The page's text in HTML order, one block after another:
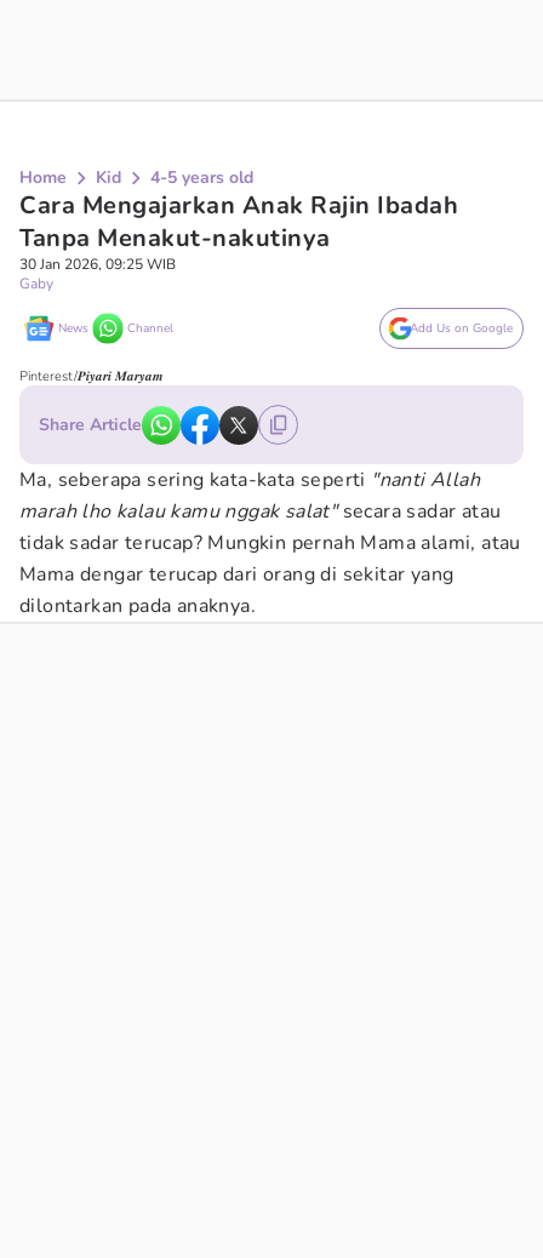
Home Kid 4-5 years old
Cara Mengajarkan Anak Rajin Ibadah
Tanpa Menakut-nakutinya
30 Jan 2026, 09:25 WIB
Gaby
News Channel Add Us on Google
Pinterest/𝑷𝒊𝒚𝒂𝒓𝒊 𝑴𝒂𝒓𝒚𝒂𝒎
Share Article
Ma, seberapa sering kata-kata seperti "nanti Allah
marah lho kalau kamu nggak salat"secara sadar atau
tidak sadar terucap? Mungkin pernah Mama alami, atau
Mama dengar terucap dari orang di sekitar yang
dilontarkan pada anaknya.